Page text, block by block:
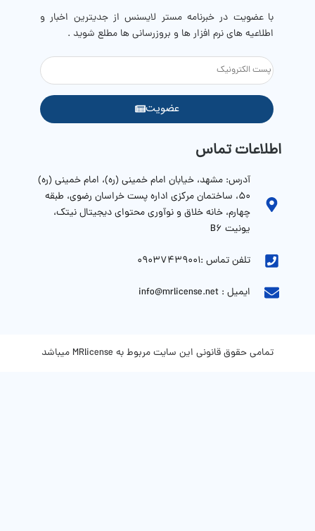
با عضویت در خبرنامه مستر لایسنس از جدیترین اخبار و
اطلاعیه های نرم افزار ها و بروزرسانی ها مطلع شوید .
عضویت
اطلاعات تماس
آدرس: مشهد، خیابان امام خمینی (ره)، امام خمینی (ره)
۵۰، ساختمان مرکزی اداره پست خراسان رضوی، طبقه
چهارم، خانه خلاق و نوآوری محتوای دیجیتال نیتک،
یونیت B6
تلفن تماس :09037439001
ایمیل : info@mrlicense.net
تمامی حقوق قانونی این سایت مربوط به MRlicense میباشد